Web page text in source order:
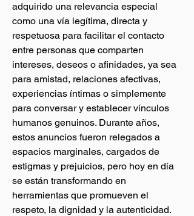
adquirido una relevancia especial
como una vía legítima, directa y
respetuosa para facilitar el contacto
entre personas que comparten
intereses, deseos o afinidades, ya sea
para amistad, relaciones afectivas,
experiencias íntimas o simplemente
para conversar y establecer vínculos
humanos genuinos. Durante años,
estos anuncios fueron relegados a
espacios marginales, cargados de
estigmas y prejuicios, pero hoy en día
se están transformando en
herramientas que promueven el
respeto, la dignidad y la autenticidad.